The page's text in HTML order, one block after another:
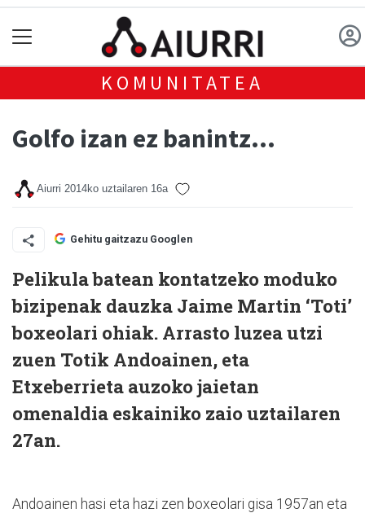
KOMUNITATEA
Golfo izan ez banintz...
Aiurri 2014ko uztailaren 16a
Gehitu gaitzazu Googlen
Pelikula batean kontatzeko moduko
bizipenak dauzka Jaime Martin ‘Toti’
boxeolari ohiak. Arrasto luzea utzi
zuen Totik Andoainen, eta
Etxeberrieta auzoko jaietan
omenaldia eskainiko zaio uztailaren
27an.
Andoainen hasi eta hazi zen boxeolari gisa 1957an eta